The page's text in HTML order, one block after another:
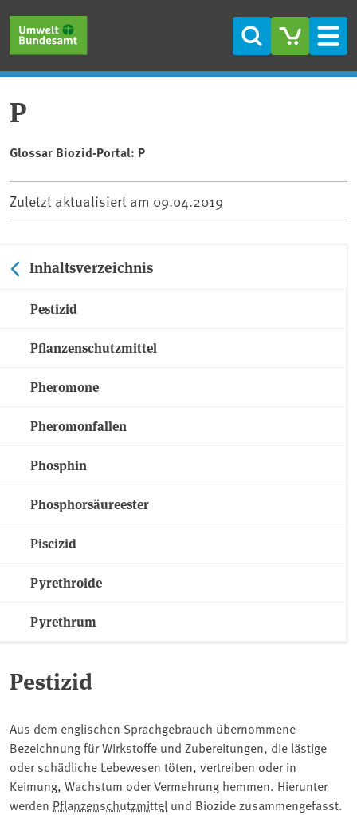
Suche
P
Glossar Biozid-Portal: P
Zuletzt aktualisiert am 09.04.2019
Inhaltsverzeichnis
Pestizid
Pflanzenschutzmittel
Pheromone
Pheromonfallen
Phosphin
Phosphorsäureester
Piscizid
Pyrethroide
Pyrethrum
Pestizid
Aus dem englischen Sprachgebrauch übernommene
Bezeichnung für Wirkstoffe und Zubereitungen, die lästige
oder schädliche Lebewesen töten, vertreiben oder in
Keimung, Wachstum oder Vermehrung hemmen. Hierunter
werden Pflanzenschutzmittel und Biozide zusammengefasst.